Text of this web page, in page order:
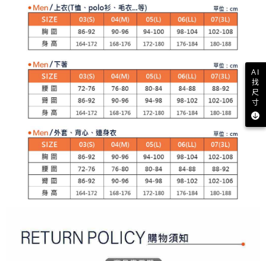
【注意事項】
1.本服務係由「台灣大哥大股份有限公司」（以下簡稱本公司）所提供，讓
用戶於交易時，得透過本服務購買商品或服務，並由商店將買賣／分期付款
2.基於同意付款使用「大哥付你分期」之契約關係目的，商店將以您的個人
資料（包含姓名、電話或地址）提供予台灣大哥大進項蒐集、處理及利用，
由本公司與您本人進行分期帳單所需資料之確認、核對及更正。
3.完整用戶服務條款，請詳閱以下連結：https://oppay.tw/userRule
２．訂單成立數日內，您將收到繳費通知簡訊。
３．收到繳費通知簡訊後14天內，點擊此簡訊中的連結，可透過四大超商／
ATM／網路銀行／等多元方式進行付款，方視為交易完成。
※ 請注意：結帳手續完成當下不需立刻繳費，但若您需要取消訂單，請聯絡
購買商品的店家。未經商家同意取消之訂單仍視為有效，需透過AFTEE先享
※ 交易是否成功請以「AFTEE先享後付 」之結帳頁面顯示為準，若有關於
是否繳費成功／繳費後需取消欲退款等相關疑問，請聯繫「AFTEE先享後付
客戶支援中心」
https://netprotections.freshdesk.com/support/home
【注意事項】
易，需依本服務之必要範圍內提供個人資料，並將交易相關給付款項請求債
權轉讓予恩沛科技股份有限公司。
２．關於個人資料處理事宜，請瀏覽以下網址：
https://aftee.tw/terms/#terms3
３．未成年的使用者請事先徵得法定代理人或監護人之同意方可使用
「AFTEE先享後付」，若未經同意申辦者引起之損失，本公司不負相關責
任。
請求用戶進行身份認證。
５．嚴禁一人註冊多個帳號或使用他人資訊註冊。若發現惡意使用之情形，
免運費
萊爾富取貨付款
免運費
付款後萊爾富取貨
免運費
7-11取貨付款
付款後7-11取貨
免運費
免運費
免運費
AI
找
尺
寸